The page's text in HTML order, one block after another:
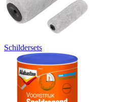
Schildersets